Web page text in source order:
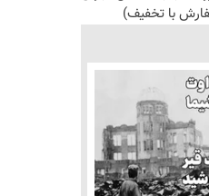
با تخفیف)